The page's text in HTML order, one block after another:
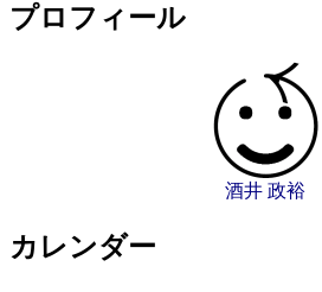
プロフィール
酒井 政裕
カレンダー